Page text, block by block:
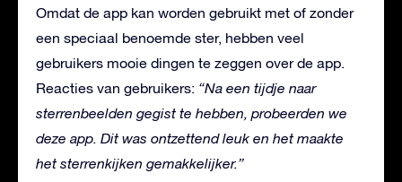
Omdat de app kan worden gebruikt met of zonder
een speciaal benoemde ster, hebben veel
gebruikers mooie dingen te zeggen over de app.
Reacties van gebruikers: “Na een tijdje naar
sterrenbeelden gegist te hebben, probeerden we
deze app. Dit was ontzettend leuk en het maakte
het sterrenkijken gemakkelijker.”